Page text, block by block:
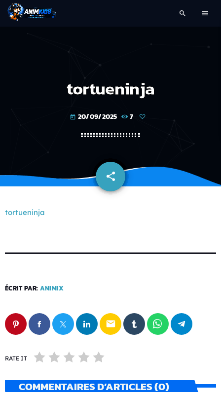
search menu
tortueninja
today 20/09/2025 7
share
email
tortueninja
ÉCRIT PAR: ANIMIX
email
RATE IT
COMMENTAIRES D’ARTICLES (0)